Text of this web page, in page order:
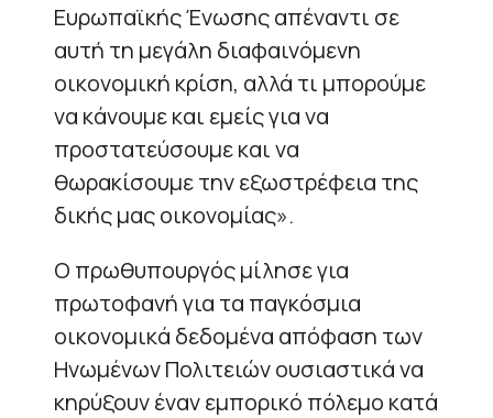
Ευρωπαϊκής Ένωσης απέναντι σε
αυτή τη μεγάλη διαφαινόμενη
οικονομική κρίση, αλλά τι μπορούμε
να κάνουμε και εμείς για να
προστατεύσουμε και να
θωρακίσουμε την εξωστρέφεια της
δικής μας οικονομίας».
Ο πρωθυπουργός μίλησε για
πρωτοφανή για τα παγκόσμια
οικονομικά δεδομένα απόφαση των
Ηνωμένων Πολιτειών ουσιαστικά να
κηρύξουν έναν εμπορικό πόλεμο κατά